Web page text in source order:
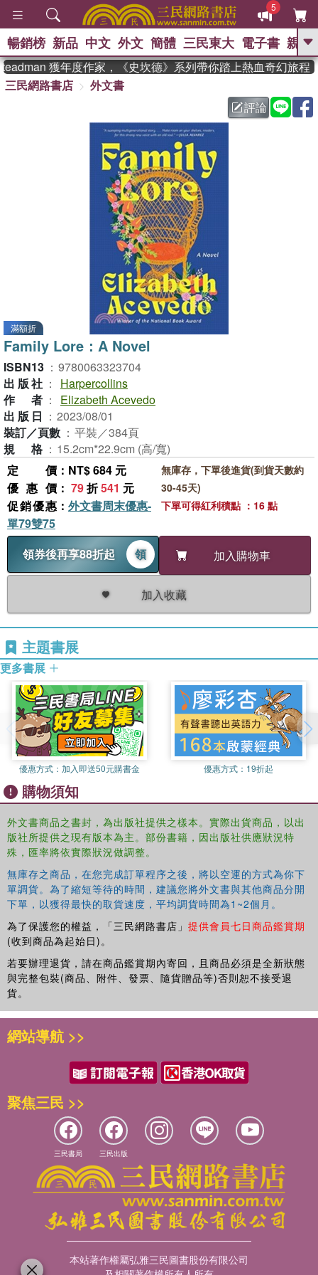
5
GO
父親節 、 如果歷
暑期推薦 、 國際布克
獎 臺灣漫遊錄 、
登輝時代 、 數學女孩：黎曼猜想
偉大的迷走神經
暢銷榜 新品 中文 外文 簡體 三民東大 電子書 親子
獲年度作家，《史坎德》系列帶你踏上熱血奇幻旅程
三民網路書店
外文書
評論
滿額折
Family Lore：A Novel
ISBN13 ： 9780063323704
出版社 ：
Harpercollins
作者 ：
Elizabeth Acevedo
出版日 ： 2023/08/01
裝訂／頁數 ： 平裝／384頁
規格 ： 15.2cm*22.9cm (高/寬)
定價 ：NT$ 684 元
優惠價 ： 79折541 元
促銷優惠 ： 外文書周末優惠-
單79雙75
領券後再享88折起
領 加入購物車
加入收藏
無庫存，下單後進貨(到貨天數約
30-45天)
下單可得紅利積點 ：16 點
主題書展
更多書展
優惠方式： 加入即送50元購書金 優惠方式： 19折起
購物須知
外文書商品之書封，為出版社提供之樣本。實際出貨商品，以出
版社所提供之現有版本為主。部份書籍，因出版社供應狀況特
殊，匯率將依實際狀況做調整。
無庫存之商品，在您完成訂單程序之後，將以空運的方式為你下
單調貨。為了縮短等待的時間，建議您將外文書與其他商品分開
下單，以獲得最快的取貨速度，平均調貨時間為1~2個月。
為了保護您的權益，「三民網路書店」 提供會員七日商品鑑賞期
(收到商品為起始日)。
若要辦理退貨，請在商品鑑賞期內寄回，且商品必須是全新狀態
與完整包裝(商品、附件、發票、隨貨贈品等)否則恕不接受退
貨。
網站導航 >>
聚焦三民 >>
三民書局 三民出版
本站著作權屬弘雅三民圖書股份有限公司